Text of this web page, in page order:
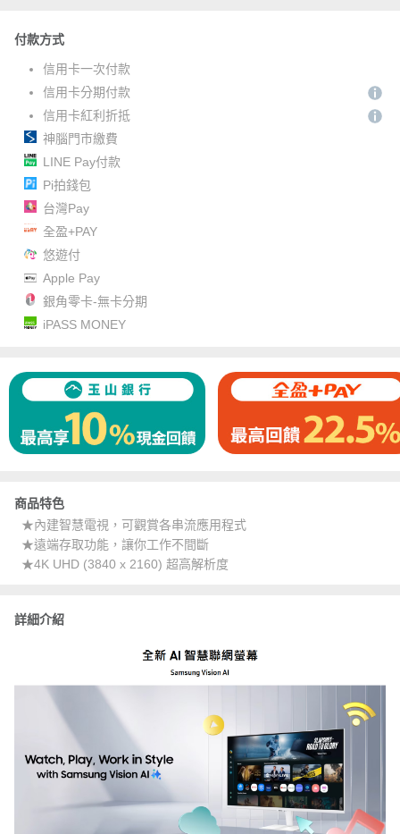
付款方式
信用卡一次付款
信用卡分期付款
信用卡紅利折抵
神腦門市繳費
LINE Pay付款
Pi拍錢包
台灣Pay
全盈+PAY
悠遊付
Apple Pay
銀角零卡-無卡分期
iPASS MONEY
商品特色
★內建智慧電視，可觀賞各串流應用程式
★遠端存取功能，讓你工作不間斷
★4K UHD (3840 x 2160) 超高解析度
詳細介紹